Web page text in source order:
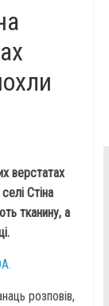
верстатах
Стіна
тканину, а
розповів,